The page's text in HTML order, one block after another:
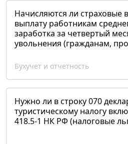
Начисляются ли
выплату работникам
заработка за четвертый
увольнения (гражданам,
Бухучет и отчетность
Нужно ли в строку 070
туристическому налогу
418.5-1 НК РФ (налоговые